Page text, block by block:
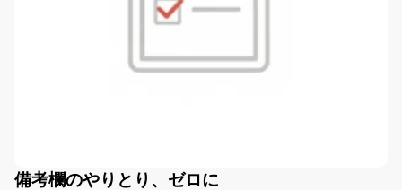
備考欄のやりとり、ゼロに